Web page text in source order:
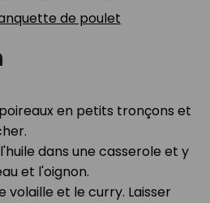
de poulet⁣
en petits tronçons et
dans une casserole et y
et l'oignon.⁣
volaille et le curry. Laisser